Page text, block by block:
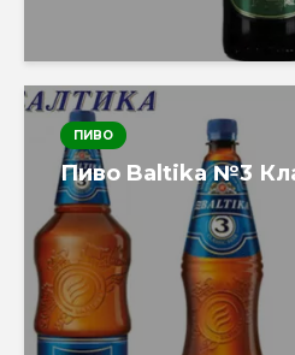
ПИВО
Пиво Baltika №3